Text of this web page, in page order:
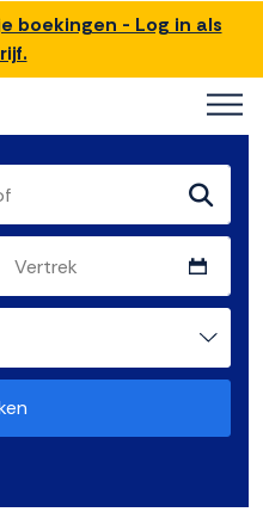
boekingen - Log in als